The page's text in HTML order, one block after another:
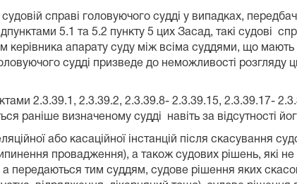
справі головуючого судді у випадках,
5.1 та 5.2 пункту 5 цих Засад, такі судові
керівника апарату суду між всіма суддями, що
судді призведе до неможливості
2.3.39.1, 2.3.39.2, 2.3.39.8- 2.3.39.15, 2.3.39.17-
раніше визначеному судді навіть за відсутності
або касаційної інстанцій після скасування
провадження), а також судових рішень, які
а передаються тим суддям, судове рішення яких